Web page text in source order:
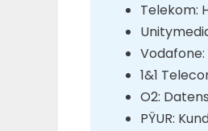
Telekom:
1&1
O2:
PŸUR: